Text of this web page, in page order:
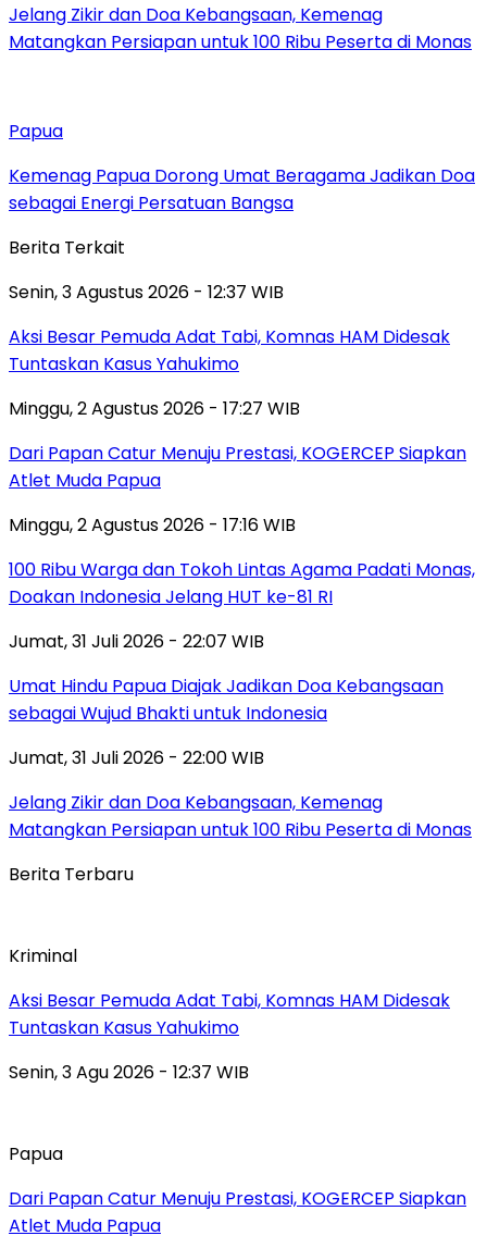
Jelang Zikir dan Doa Kebangsaan, Kemenag
Matangkan Persiapan untuk 100 Ribu Peserta di Monas
Papua
Kemenag Papua Dorong Umat Beragama Jadikan Doa
sebagai Energi Persatuan Bangsa
Berita Terkait
Senin, 3 Agustus 2026 - 12:37 WIB
Aksi Besar Pemuda Adat Tabi, Komnas HAM Didesak
Tuntaskan Kasus Yahukimo
Minggu, 2 Agustus 2026 - 17:27 WIB
Dari Papan Catur Menuju Prestasi, KOGERCEP Siapkan
Atlet Muda Papua
Minggu, 2 Agustus 2026 - 17:16 WIB
100 Ribu Warga dan Tokoh Lintas Agama Padati Monas,
Doakan Indonesia Jelang HUT ke-81 RI
Jumat, 31 Juli 2026 - 22:07 WIB
Umat Hindu Papua Diajak Jadikan Doa Kebangsaan
sebagai Wujud Bhakti untuk Indonesia
Jumat, 31 Juli 2026 - 22:00 WIB
Jelang Zikir dan Doa Kebangsaan, Kemenag
Matangkan Persiapan untuk 100 Ribu Peserta di Monas
Berita Terbaru
Kriminal
Aksi Besar Pemuda Adat Tabi, Komnas HAM Didesak
Tuntaskan Kasus Yahukimo
Senin, 3 Agu 2026 - 12:37 WIB
Papua
Dari Papan Catur Menuju Prestasi, KOGERCEP Siapkan
Atlet Muda Papua